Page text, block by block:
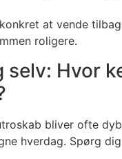
at vende
roligere.
selv: Hvor
bliver ofte
hverdag. Spørg